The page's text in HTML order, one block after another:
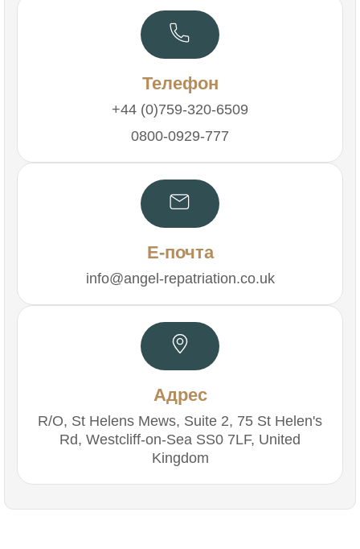
Телефон
+44 (0)759-320-6509
0800-0929-777
Е-почта
info@angel-repatriation.co.uk
Адрес
R/O, St Helens Mews, Suite 2, 75 St Helen's
Rd, Westcliff-on-Sea SS0 7LF, United
Kingdom